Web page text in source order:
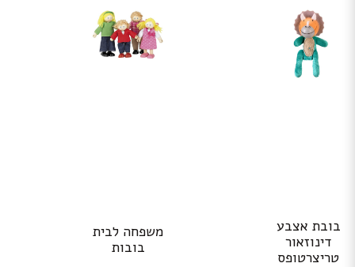
בובת אצבע
דינוזאור
טריצרטופס
משפחה לבית
בובות